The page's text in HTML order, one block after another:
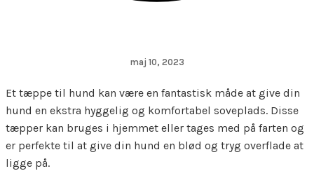
maj 10, 2023
Et tæppe til hund kan være en fantastisk måde at give din
hund en ekstra hyggelig og komfortabel soveplads. Disse
tæpper kan bruges i hjemmet eller tages med på farten og
er perfekte til at give din hund en blød og tryg overflade at
ligge på.